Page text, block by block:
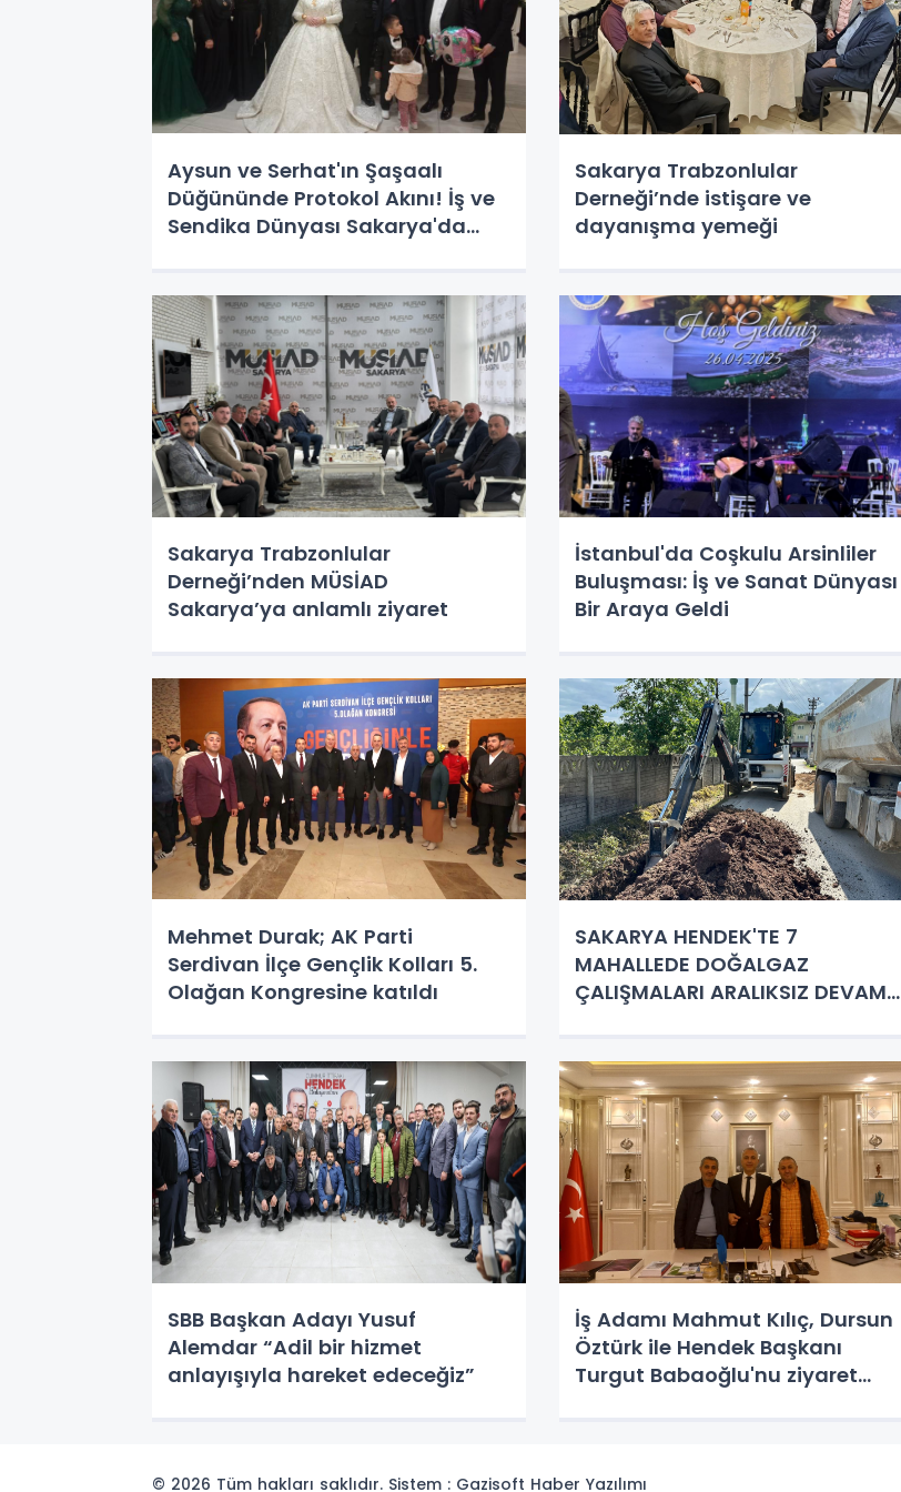
Aysun ve Serhat'ın Şaşaalı
Düğününde Protokol Akını! İş ve
Sendika Dünyası Sakarya'da
Sakarya Trabzonlular
Derneği’nde istişare ve
dayanışma yemeği
Sakarya Trabzonlular
Derneği’nden MÜSİAD
Sakarya’ya anlamlı ziyaret
İstanbul'da Coşkulu Arsinliler
Buluşması: İş ve Sanat Dünyası
Bir Araya Geldi
Mehmet Durak; AK Parti
Serdivan İlçe Gençlik Kolları 5.
Olağan Kongresine katıldı
SAKARYA HENDEK'TE 7
MAHALLEDE DOĞALGAZ
ÇALIŞMALARI ARALIKSIZ DEVAM
SBB Başkan Adayı Yusuf
Alemdar “Adil bir hizmet
anlayışıyla hareket edeceğiz”
İş Adamı Mahmut Kılıç, Dursun
Öztürk ile Hendek Başkanı
Turgut Babaoğlu'nu ziyaret
© 2026 Tüm hakları saklıdır. Sistem : Gazisoft Haber Yazılımı